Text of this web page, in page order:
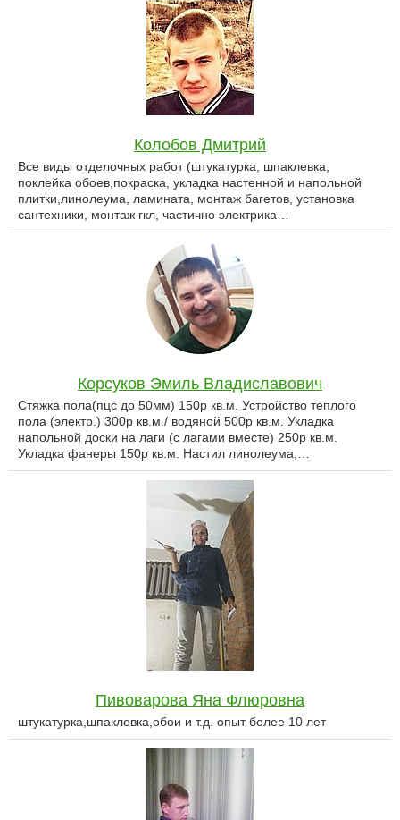
Колобов Дмитрий
Все виды отделочных работ (штукатурка, шпаклевка,
поклейка обоев,покраска, укладка настенной и напольной
плитки,линолеума, ламината, монтаж багетов, установка
сантехники, монтаж гкл, частично электрика…
Корсуков Эмиль Владиславович
Стяжка пола(пцс до 50мм) 150р кв.м. Устройство теплого
пола (электр.) 300р кв.м./ водяной 500р кв.м. Укладка
напольной доски на лаги (с лагами вместе) 250р кв.м.
Укладка фанеры 150р кв.м. Настил линолеума,…
Пивоварова Яна Флюровна
штукатурка,шпаклевка,обои и т.д. опыт более 10 лет